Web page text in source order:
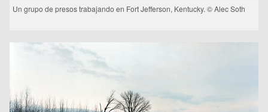
Un grupo de presos trabajando en Fort Jefferson, Kentucky. © Alec Soth